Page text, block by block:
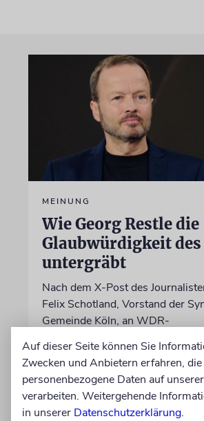
MEINUNG
Wie Georg Restle die
Glaubwürdigkeit des
untergräbt
Nach dem X-Post des
Felix Schotland, Vorstand der
Gemeinde Köln, an WDR-
gewandt. Wir dokumentieren
im Wortlaut
von Felix Schotland
Auf dieser Seite können Sie
Zwecken und Anbietern erfahren, die
personenbezogene Daten auf
verarbeiten. Weitergehende
in unserer Datenschutzerklärung.